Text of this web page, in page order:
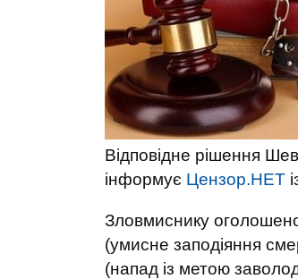
Відповідне рішення
інформує Цензор.НЕТ
Зловмиснику
(умисне заподіяння
(напад із метою